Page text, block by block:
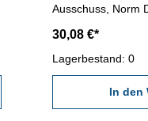
Ausschuss, Norm
30,08 €*
Lagerbestand: 0
In den